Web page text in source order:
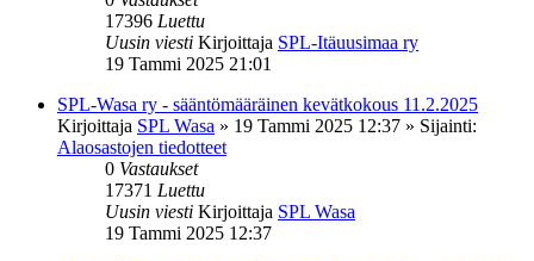
17396 Luettu
Uusin viesti Kirjoittaja SPL-Itäuusimaa ry
19 Tammi 2025 21:01
SPL-Wasa ry - sääntömääräinen kevätkokous 11.2.2025
Kirjoittaja SPL Wasa » 19 Tammi 2025 12:37 » Sijainti:
Alaosastojen tiedotteet
0 Vastaukset
17371 Luettu
Uusin viesti Kirjoittaja SPL Wasa
19 Tammi 2025 12:37